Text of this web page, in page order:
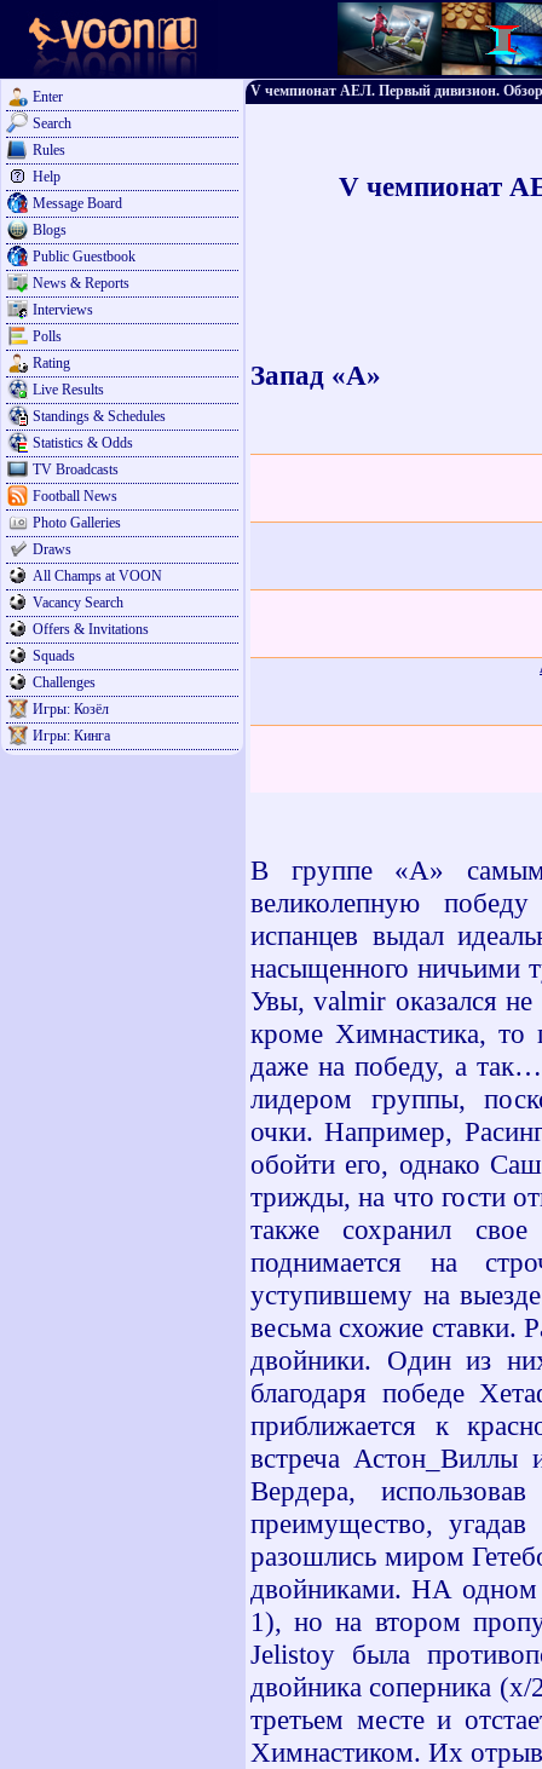
Enter
Search
Rules
Help
Message Board
Blogs
Public Guestbook
News & Reports
Interviews
Polls
Rating
Live Results
Standings & Schedules
Statistics & Odds
TV Broadcasts
Football News
Photo Galleries
Draws
All Champs at VOON
Vacancy Search
Offers & Invitations
Squads
Challenges
Игры: Козёл
Игры: Кинга
V чемпионат АЕЛ. Первый дивизион.
Vчемпионат
Запад «А»
В группе «А» самым
великолепную
испанцев выдал
насыщенного ничьими
Увы,valmir оказался
кроме Химнастика, то
даже на победу, а
лидером группы,
очки. Например,
обойти его, однако
трижды, на что гости
также сохранил
поднимается на
уступившему на
весьма схожие
двойники. Один из
благодаря победе
приближается к
встреча Астон_Виллы
Вердера,
преимущество,
разошлись миром
двойниками. НА
1), но на втором
Jelistoy была
двойника соперника
третьем месте и
Химнастиком. Их отрыв